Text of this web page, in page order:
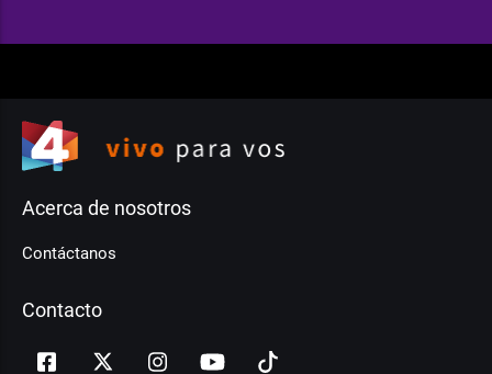
Acerca de nosotros
Contáctanos
Contacto